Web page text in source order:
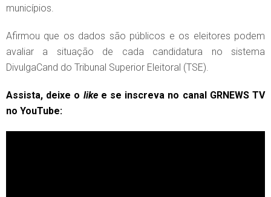
municípios.
Afirmou que os dados são públicos e os eleitores podem
avaliar a situação de cada candidatura no sistema
DivulgaCand do Tribunal Superior Eleitoral (TSE).
Assista, deixe o likee se inscreva no canal GRNEWS TV
no YouTube: